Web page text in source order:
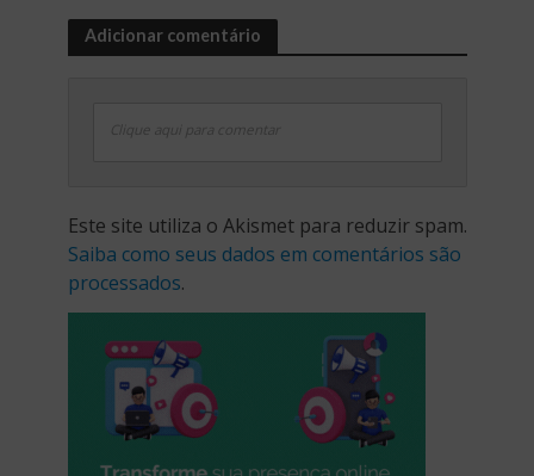
Adicionar comentário
Clique aqui para comentar
Este site utiliza o Akismet para reduzir spam.
Saiba como seus dados em comentários são
processados.